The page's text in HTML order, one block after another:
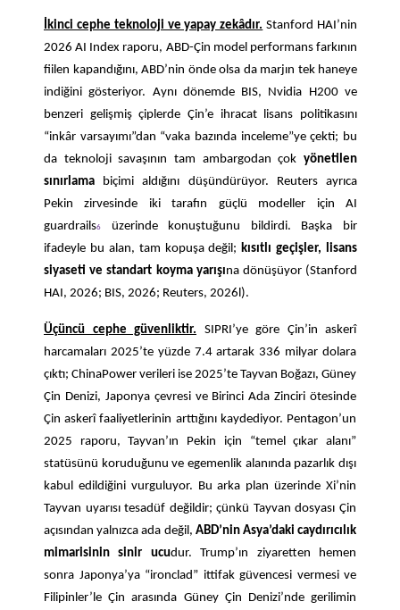
İkinci cephe teknoloji ve yapay zekâdır. Stanford HAI’nin
2026 AI Index raporu, ABD-Çin model performans farkının
fiilen kapandığını, ABD’nin önde olsa da marjın tek haneye
indiğini gösteriyor. Aynı dönemde BIS, Nvidia H200 ve
benzeri gelişmiş çiplerde Çin’e ihracat lisans politikasını
“inkâr varsayımı”dan “vaka bazında inceleme”ye çekti; bu
da teknoloji savaşının tam ambargodan çok yönetilen
sınırlama biçimi aldığını düşündürüyor. Reuters ayrıca
Pekin zirvesinde iki tarafın güçlü modeller için AI
guardrails6
üzerinde konuştuğunu bildirdi. Başka bir
ifadeyle bu alan, tam kopuşa değil;kısıtlı geçişler, lisans
siyaseti ve standart koyma yarışına dönüşüyor (Stanford
HAI, 2026; BIS, 2026; Reuters, 2026l).
Üçüncü cephe güvenliktir.
SIPRI’ye göre Çin’in askerî
harcamaları 2025’te yüzde 7.4 artarak 336 milyar dolara
çıktı; ChinaPower verileri ise 2025’te Tayvan Boğazı, Güney
Çin Denizi, Japonya çevresi ve Birinci Ada Zinciri ötesinde
Çin askerî faaliyetlerinin arttığını kaydediyor. Pentagon’un
2025 raporu, Tayvan’ın Pekin için “temel çıkar alanı”
statüsünü koruduğunu ve egemenlik alanında pazarlık dışı
kabul edildiğini vurguluyor. Bu arka plan üzerinde Xi’nin
Tayvan uyarısı tesadüf değildir; çünkü Tayvan dosyası Çin
açısından yalnızca ada değil, ABD’nin Asya’daki caydırıcılık
mimarisinin sinir ucudur. Trump’ın ziyaretten hemen
sonra Japonya’ya “ironclad” ittifak güvencesi vermesi ve
Filipinler’le Çin arasında Güney Çin Denizi’nde gerilimin